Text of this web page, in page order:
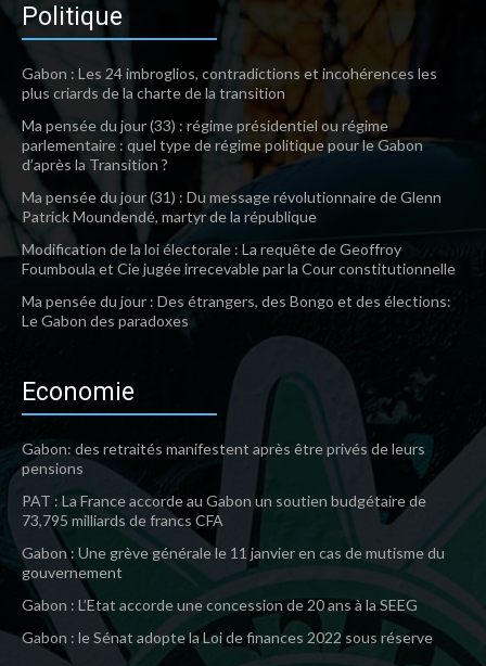
Politique
Gabon : Les 24 imbroglios, contradictions et incohérences les
plus criards de la charte de la transition
Ma pensée du jour (33) : régime présidentiel ou régime
parlementaire : quel type de régime politique pour le Gabon
d’après la Transition ?
Ma pensée du jour (31) : Du message révolutionnaire de Glenn
Patrick Moundendé, martyr de la république
Modification de la loi électorale : La requête de Geoffroy
Foumboula et Cie jugée irrecevable par la Cour constitutionnelle
Ma pensée du jour : Des étrangers, des Bongo et des élections:
Le Gabon des paradoxes
Economie
Gabon: des retraités manifestent après être privés de leurs
pensions
PAT : La France accorde au Gabon un soutien budgétaire de
73,795 milliards de francs CFA
Gabon : Une grève générale le 11 janvier en cas de mutisme du
gouvernement
Gabon : L’Etat accorde une concession de 20 ans à la SEEG
Gabon : le Sénat adopte la Loi de finances 2022 sous réserve